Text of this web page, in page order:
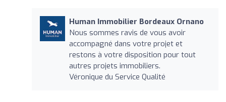
Human Immobilier Bordeaux Ornano
Nous sommes ravis de vous avoir
accompagné dans votre projet et
restons à votre disposition pour tout
autres projets immobiliers.
Véronique du Service Qualité